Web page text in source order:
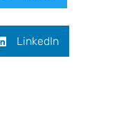
LinkedIn